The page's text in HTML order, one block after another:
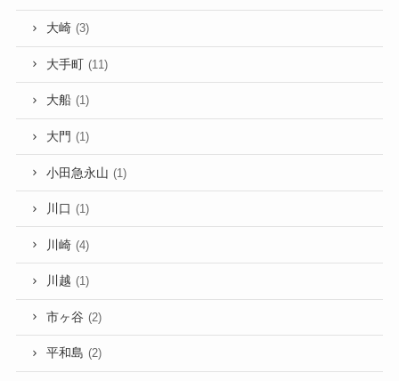
大崎 (3)
大手町 (11)
大船 (1)
大門 (1)
小田急永山 (1)
川口 (1)
川崎 (4)
川越 (1)
市ヶ谷 (2)
平和島 (2)